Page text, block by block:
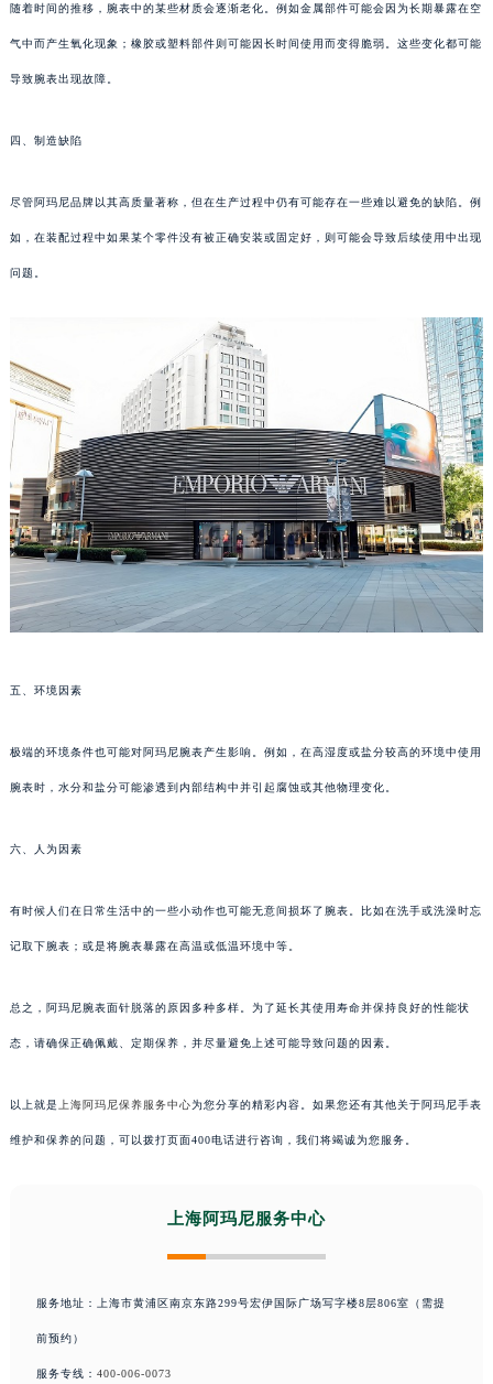
随着时间的推移，腕表中的某些材质会逐渐老化。例如金属部件可能会因为长期暴露在空
气中而产生氧化现象；橡胶或塑料部件则可能因长时间使用而变得脆弱。这些变化都可能
导致腕表出现故障。
四、制造缺陷
尽管阿玛尼品牌以其高质量著称，但在生产过程中仍有可能存在一些难以避免的缺陷。例
如，在装配过程中如果某个零件没有被正确安装或固定好，则可能会导致后续使用中出现
问题。
五、环境因素
极端的环境条件也可能对阿玛尼腕表产生影响。例如，在高湿度或盐分较高的环境中使用
腕表时，水分和盐分可能渗透到内部结构中并引起腐蚀或其他物理变化。
六、人为因素
有时候人们在日常生活中的一些小动作也可能无意间损坏了腕表。比如在洗手或洗澡时忘
记取下腕表；或是将腕表暴露在高温或低温环境中等。
总之，阿玛尼腕表面针脱落的原因多种多样。为了延长其使用寿命并保持良好的性能状
态，请确保正确佩戴、定期保养，并尽量避免上述可能导致问题的因素。
以上就是上海阿玛尼保养服务中心为您分享的精彩内容。如果您还有其他关于阿玛尼手表
维护和保养的问题，可以拨打页面400电话进行咨询，我们将竭诚为您服务。
上海阿玛尼服务中心
服务地址：上海市黄浦区南京东路299号宏伊国际广场写字楼8层806室（需提
前预约）
服务专线： 400-006-0073